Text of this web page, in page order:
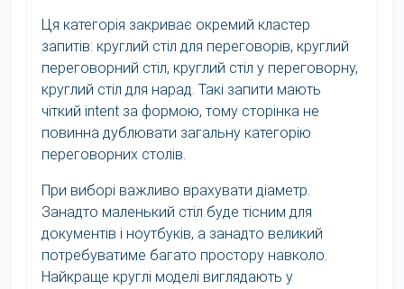
Ця категорія закриває окремий кластер
запитів: круглий стіл для переговорів, круглий
переговорний стіл, круглий стіл у переговорну,
круглий стіл для нарад. Такі запити мають
чіткий intent за формою, тому сторінка не
повинна дублювати загальну категорію
переговорних столів.
При виборі важливо врахувати діаметр.
Занадто маленький стіл буде тісним для
документів і ноутбуків, а занадто великий
потребуватиме багато простору навколо.
Найкраще круглі моделі виглядають у